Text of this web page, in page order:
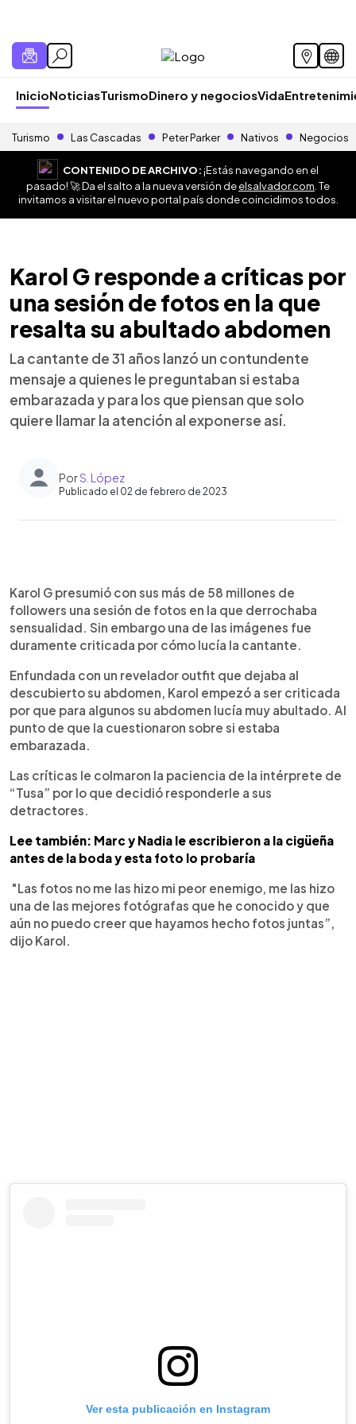
InicioNoticiasTurismoDinero y negociosVida
Turismo Las Cascadas Peter Parker Nativos Negocios
CONTENIDO DE ARCHIVO:¡Estás navegando en el
pasado! 🚀 Da el salto a la nueva versión deelsalvador.com . Te
invitamos a visitar el nuevo portal país donde coincidimos todos.
Karol G responde a críticas por
una sesión de fotos en la que
resalta su abultado abdomen
La cantante de 31 años lanzó un contundente
mensaje a quienes le preguntaban si estaba
embarazada y para los que piensan que solo
quiere llamar la atención al exponerse así.
PorS. López
Publicado el 02 de febrero de 2023
► Escuchar artículo
Karol G presumió con sus más de 58 millones de
followers una sesión de fotos en la que derrochaba
sensualidad. Sin embargo una de las imágenes fue
duramente criticada por cómo lucía la cantante.
Enfundada con un revelador outfit que dejaba al
descubierto su abdomen, Karol empezó a ser criticada
por que para algunos su abdomen lucía muy abultado. Al
punto de que la cuestionaron sobre si estaba
embarazada.
Las críticas le colmaron la paciencia de la intérprete de
“Tusa” por lo que decidió responderle a sus
detractores.
Lee también: Marc y Nadia le escribieron a la cigüeña
antes de la boda y esta foto lo probaría
"Las fotos no me las hizo mi peor enemigo, me las hizo
una de las mejores fotógrafas que he conocido y que
aún no puedo creer que hayamos hecho fotos juntas”,
dijo Karol.
Ver esta publicación en Instagram